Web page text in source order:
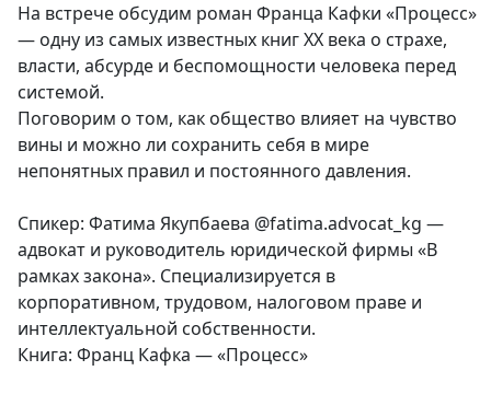
На встрече обсудим роман Франца Кафки «Процесс»
— одну из самых известных книг XX века о страхе,
власти, абсурде и беспомощности человека перед
системой.
Поговорим о том, как общество влияет на чувство
вины и можно ли сохранить себя в мире
непонятных правил и постоянного давления.
Спикер: Фатима Якупбаева @fatima.advocat_kg —
адвокат и руководитель юридической фирмы «В
рамках закона». Специализируется в
корпоративном, трудовом, налоговом праве и
интеллектуальной собственности.
Книга: Франц Кафка — «Процесс»